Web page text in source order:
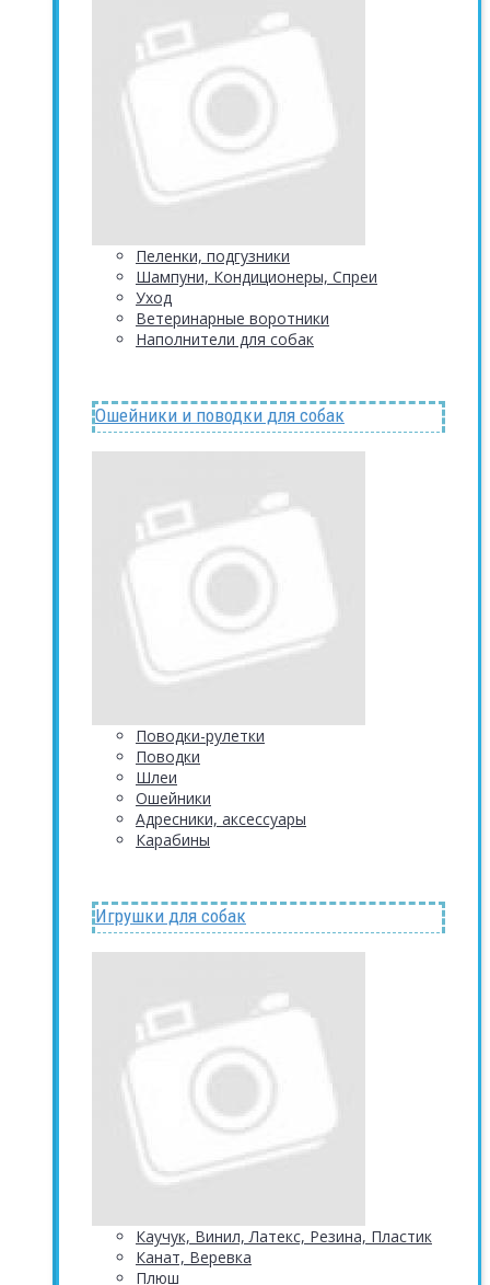
Пеленки, подгузники
Шампуни, Кондиционеры, Спреи
Уход
Ветеринарные воротники
Наполнители для собак
Ошейники и поводки для собак
Поводки-рулетки
Поводки
Шлеи
Ошейники
Адресники, аксессуары
Карабины
Игрушки для собак
Каучук, Винил, Латекс, Резина, Пластик
Канат, Веревка
Плюш